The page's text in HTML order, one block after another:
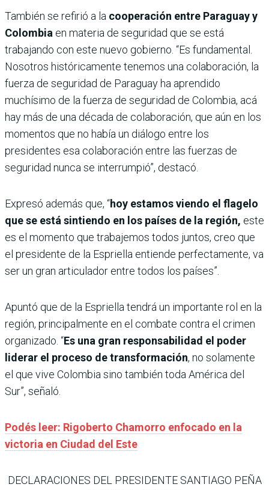
También se refirió a la cooperación entre Paraguay y
Colombia en materia de seguridad que se está
trabajando con este nuevo gobierno. “Es fundamental.
Nosotros históricamente tenemos una colaboración, la
fuerza de seguridad de Paraguay ha aprendido
muchísimo de la fuerza de seguridad de Colombia, acá
hay más de una década de colaboración, que aún en los
momentos que no había un diálogo entre los
presidentes esa colaboración entre las fuerzas de
seguridad nunca se interrumpió”, destacó.
Expresó además que, “hoy estamos viendo el flagelo
que se está sintiendo en los países de la región, este
es el momento que trabajemos todos juntos, creo que
el presidente de la Espriella entiende perfectamente, va
ser un gran articulador entre todos los países”.
Apuntó que de la Espriella tendrá un importante rol en la
región, principalmente en el combate contra el crimen
organizado. “Es una gran responsabilidad el poder
liderar el proceso de transformación, no solamente
el que vive Colombia sino también toda América del
Sur”, señaló.
Podés leer: Rigoberto Chamorro enfocado en la
victoria en Ciudad del Este
DECLARACIONES DEL PRESIDENTE SANTIAGO PEÑA